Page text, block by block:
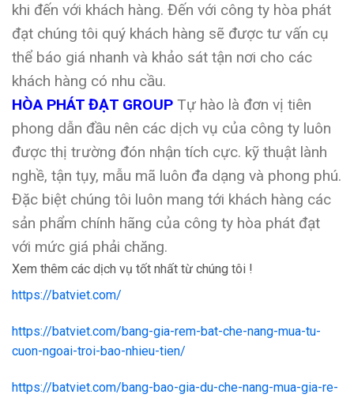
khi đến với khách hàng. Đến với công ty hòa phát
đạt chúng tôi quý khách hàng sẽ được tư vấn cụ
thể báo giá nhanh và khảo sát tận nơi cho các
khách hàng có nhu cầu.
HÒA PHÁT ĐẠT GROUP Tự hào là đơn vị tiên
phong dẫn đầu nên các dịch vụ của công ty luôn
được thị trường đón nhận tích cực. kỹ thuật lành
nghề, tận tụy, mẫu mã luôn đa dạng và phong phú.
Đặc biệt chúng tôi luôn mang tới khách hàng các
sản phẩm chính hãng của công ty hòa phát đạt
với mức giá phải chăng.
Xem thêm các dịch vụ tốt nhất từ chúng tôi !
https://batviet.com/
https://batviet.com/bang-gia-rem-bat-che-nang-mua-tu-
cuon-ngoai-troi-bao-nhieu-tien/
https://batviet.com/bang-bao-gia-du-che-nang-mua-gia-re-